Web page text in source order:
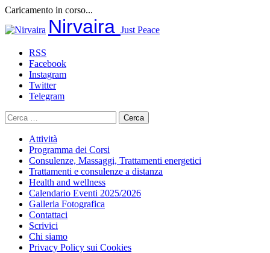
Caricamento in corso...
al
Nirvaira Just Peace
RSS
Facebook
Instagram
Twitter
Telegram
Ricerca
per:
Attività
Programma dei Corsi
Consulenze, Massaggi, Trattamenti energetici
Trattamenti e consulenze a distanza
Health and wellness
Calendario Eventi 2025/2026
Galleria Fotografica
Contattaci
Scrivici
Chi siamo
Privacy Policy sui Cookies